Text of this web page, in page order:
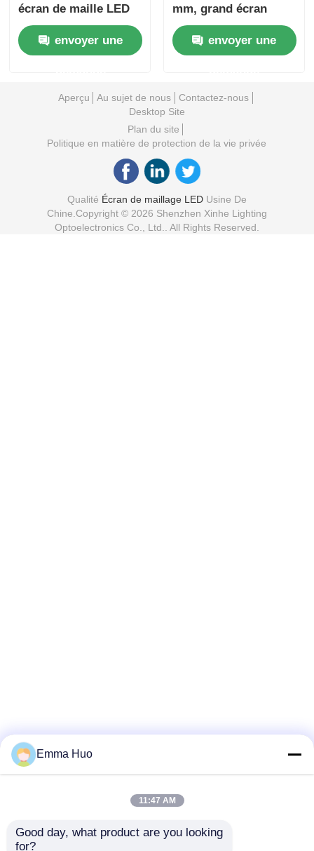
écran de maille LED
pour la publicité
extérieure de façade
de bâtiment
envoyer une
mm, grand écran
extérieur étanche
IP67 pour vue
nocturne urbaine,
culturel
envoyer une
Aperçu Au sujet de nous
Contactez-nous
Desktop Site
Plan du site
Politique en matière de protection de la vie privée
Qualité Écran de maillage LEDUsine De
Chine.Copyright © 2026 Shenzhen Xinhe Lighting
Optoelectronics Co., Ltd.. All Rights Reserved.
Emma Huo
11:47 AM
Good day, what product are you looking
for?